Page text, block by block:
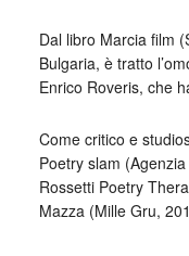
Dal libro Marcia film
Bulgaria, è tratto
Enrico Roveris, che
Come critico e
Poetry slam
Rossetti Poetry
Mazza (Mille Gru,